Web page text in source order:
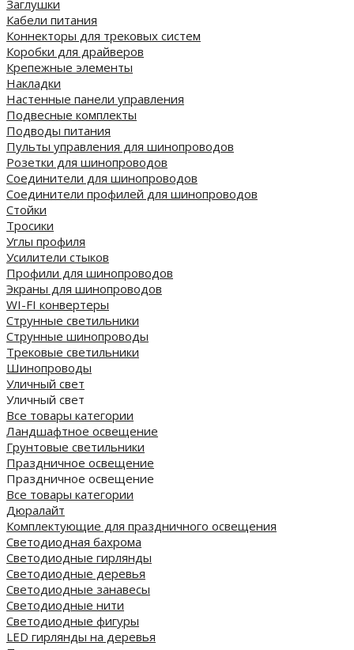
Заглушки
Кабели питания
Коннекторы для трековых систем
Коробки для драйверов
Крепежные элементы
Накладки
Настенные панели управления
Подвесные комплекты
Подводы питания
Пульты управления для шинопроводов
Розетки для шинопроводов
Соединители для шинопроводов
Соединители профилей для шинопроводов
Стойки
Тросики
Углы профиля
Усилители стыков
Профили для шинопроводов
Экраны для шинопроводов
WI-FI конвертеры
Струнные светильники
Струнные шинопроводы
Трековые светильники
Шинопроводы
Уличный свет
Уличный свет
Все товары категории
Ландшафтное освещение
Грунтовые светильники
Праздничное освещение
Праздничное освещение
Все товары категории
Дюралайт
Комплектующие для праздничного освещения
Светодиодная бахрома
Светодиодные гирлянды
Светодиодные деревья
Светодиодные занавесы
Светодиодные нити
Светодиодные фигуры
LED гирлянды на деревья